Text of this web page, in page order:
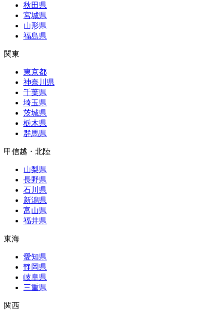
秋田県
宮城県
山形県
福島県
関東
東京都
神奈川県
千葉県
埼玉県
茨城県
栃木県
群馬県
甲信越・北陸
山梨県
長野県
石川県
新潟県
富山県
福井県
東海
愛知県
静岡県
岐阜県
三重県
関西